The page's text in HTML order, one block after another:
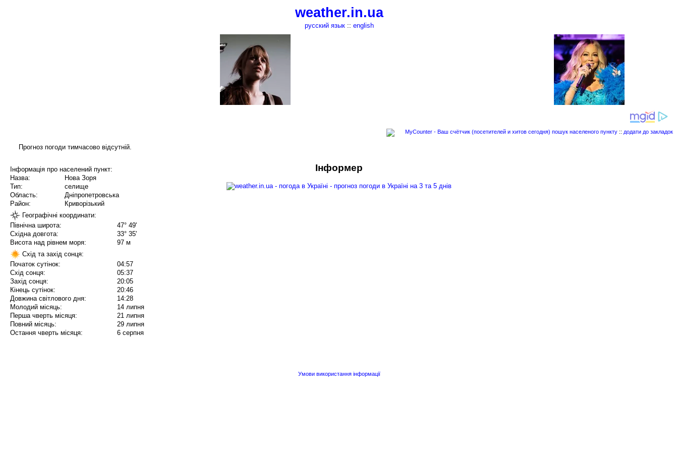
weather.in.ua
русский язык:: english
пошук населеного пункту :: додати до закладок
Прогноз погоди тимчасово відсутній.
Інформація про населений пункт:
Назва:
Нова Зоря
Тип:
селище
Область:
Дніпропетровська
Район:
Криворізький
Географічні координати:
Північна широта:
47° 49'
Східна довгота:
33° 35'
Висота над рівнем моря:
97 м
Схід та захід сонця:
Початок сутінок:
04:57
Схід сонця:
05:37
Захід сонця:
20:05
Кінець сутінок:
20:46
Довжина світлового дня:
14:28
Молодий місяць:
14 липня
Перша чверть місяця:
21 липня
Повний місяць:
29 липня
Остання чверть місяця:
6 серпня
Інформер
Умови використання інформації